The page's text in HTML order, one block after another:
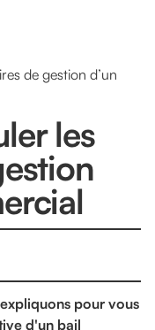
de gestion d’un
les
pour vous
d'un bail